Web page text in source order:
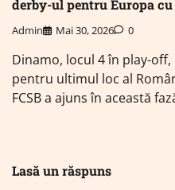
derby-ul pentru Europa cu
Admin Mai 30, 2026 0
Dinamo, locul 4 în play-
pentru ultimul loc al
FCSB a ajuns în această
Lasă un răspuns